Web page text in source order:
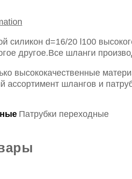
силикон d=16/20 l100
другое.Все шланги
высококачественные
ассортимент шлангов и
Патрубки переходные